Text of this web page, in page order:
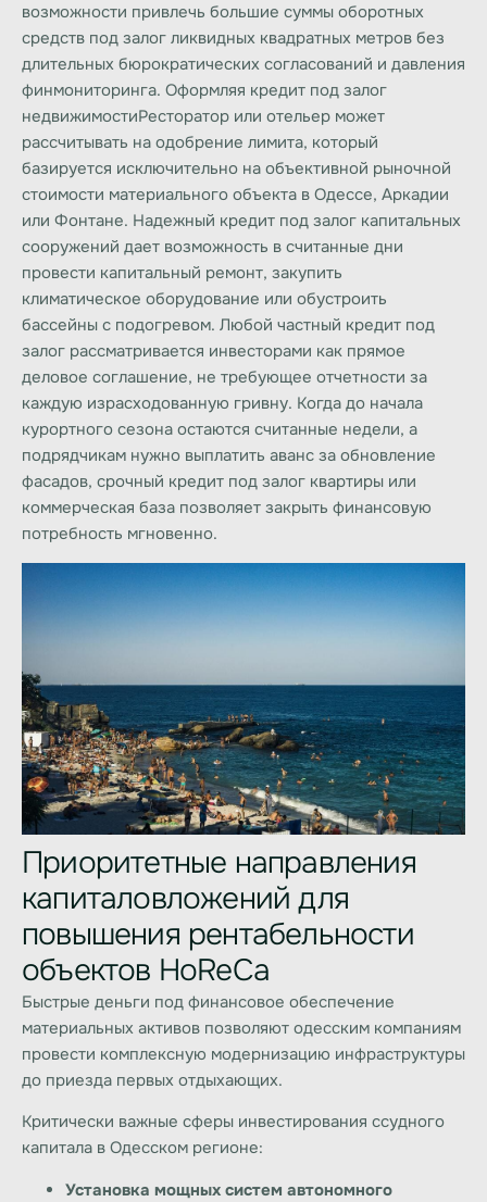
возможности привлечь большие суммы оборотных
средств под залог ликвидных квадратных метров без
длительных бюрократических согласований и давления
финмониторинга. Оформляя кредит под залог
недвижимостиРесторатор или отельер может
рассчитывать на одобрение лимита, который
базируется исключительно на объективной рыночной
стоимости материального объекта в Одессе, Аркадии
или Фонтане. Надежный кредит под залог капитальных
сооружений дает возможность в считанные дни
провести капитальный ремонт, закупить
климатическое оборудование или обустроить
бассейны с подогревом. Любой частный кредит под
залог рассматривается инвесторами как прямое
деловое соглашение, не требующее отчетности за
каждую израсходованную гривну. Когда до начала
курортного сезона остаются считанные недели, а
подрядчикам нужно выплатить аванс за обновление
фасадов, срочный кредит под залог квартиры или
коммерческая база позволяет закрыть финансовую
потребность мгновенно.
Приоритетные направления
капиталовложений для
повышения рентабельности
объектов HoReCa
Быстрые деньги под финансовое обеспечение
материальных активов позволяют одесским компаниям
провести комплексную модернизацию инфраструктуры
до приезда первых отдыхающих.
Критически важные сферы инвестирования ссудного
капитала в Одесском регионе:
Установка мощных систем автономного